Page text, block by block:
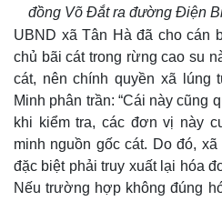
đồng Võ Đắt ra đường Điện
UBND xã Tân Hà đã cho cán
chủ bãi cát trong rừng cao su
cát, nên chính quyền xã lúng
Minh phân trần: “Cái này cũng
khi kiểm tra, các đơn vị này
minh nguồn gốc cát. Do đó,
đặc biệt phải truy xuất lại hóa
Nếu trường hợp không đúng